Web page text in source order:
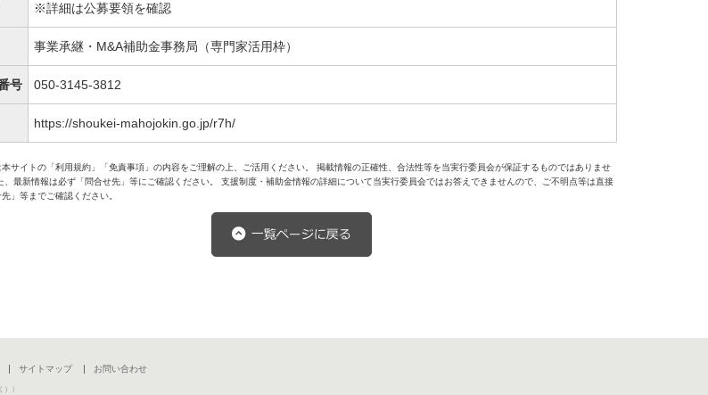
※詳細は公募要領を確認
事業承継・M&A補助金事務局（専門家活用枠）
号 050-3145-3812
https://shoukei-mahojokin.go.jp/r7h/
サイトの「利用規約」「免責事項」の内容をご理解の上、ご活用ください。 掲載情報の正確性、合法性等を当実行委員会が保証するものではありませ
、最新情報は必ず「問合せ先」等にご確認ください。 支援制度・補助金情報の詳細について当実行委員会ではお答えできませんので、ご不明点等は直接
先」等までご確認ください。
サイトマップ お問い合わせ
））